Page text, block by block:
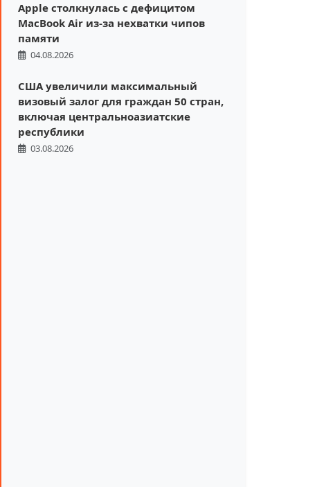
Apple столкнулась с дефицитом
MacBook Air из-за нехватки чипов
памяти
04.08.2026
США увеличили максимальный
визовый залог для граждан 50 стран,
включая центральноазиатские
республики
03.08.2026